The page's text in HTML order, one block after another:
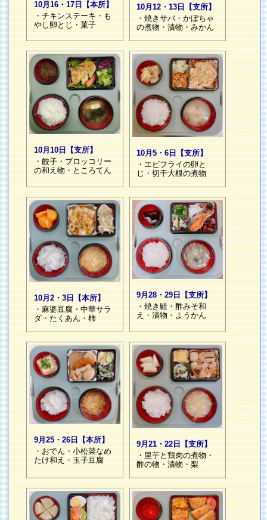
10月16・17日【本所】
・チキンステーキ・も
やし卵とじ・菓子
10月12・13日【支所】
・焼きサバ・かぼちゃ
の煮物・漬物・みかん
10月10日【支所】
・餃子・ブロッコリー
の和え物・ところてん
10月5・6日【支所】
・エビフライの卵と
じ・切干大根の煮物
10月2・3日【本所】
・麻婆豆腐・中華サラ
ダ・たくあん・柿
9月28・29日【支所】
・焼き鮭・酢みそ和
え・漬物・ようかん
9月25・26日【本所】
・おでん・小松菜なめ
たけ和え・玉子豆腐
9月21・22日【支所】
・里芋と鶏肉の煮物・
酢の物・漬物・梨